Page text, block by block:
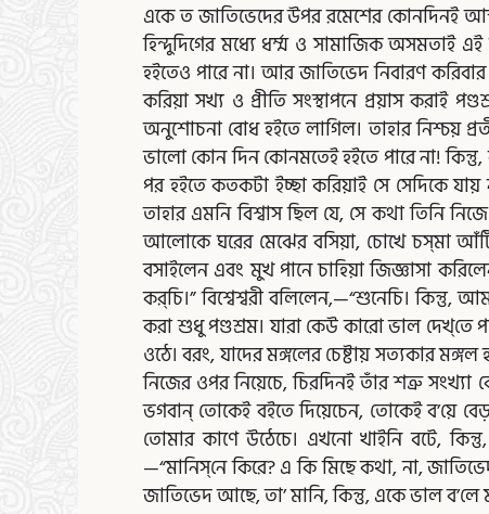
একে ত জাতিভেদের উপর রমেশের কোনদিনই
হিন্দুদিগের মধ্যে ধর্ম্ম ও সামাজিক অসমতাই
হইতেও পারে না। আর জাতিভেদ নিবারণ
করিয়া সখ্য ও প্রীতি সংস্থাপনে প্রয়াস করাই
অনুশোচনা বোধ হইতে লাগিল। তাহার নিশ্চয়
ভালো কোন দিন কোনমতেই হইতে পারে না! কিন্তু,
পর হইতে কতকটা ইচ্ছা করিয়াই সে সেদিকে
তাহার এমনি বিশ্বাস ছিল যে, সে কথা তিনি
আলোকে ঘরের মেঝের বসিয়া, চোখে চস্‌মা
বসাইলেন এবং মুখ পানে চাহিয়া জিজ্ঞাসা
কর্‌চি।” বিশ্বেশ্বরী বলিলেন,—“শুনেচি।
করা শুধু পণ্ডশ্রম। যারা কেউ কারো ভাল দেখ্‌তে
ওঠে। বরং, যাদের মঙ্গলের চেষ্টায় সত্যকার
নিজের ওপর নিয়েচে, চিরদিনই তাঁর শত্রু সংখ্যা
ভগবান্‌ তোকেই বইতে দিয়েচেন, তোকেই ব’য়ে
তোমার কাণে উঠেচে। এখনো খাইনি বটে,
—“মানিস্‌নে কিরে? এ কি মিছে কথা, না,
জাতিভেদ আছে, তা’ মানি, কিন্তু, একে ভাল ব’লে